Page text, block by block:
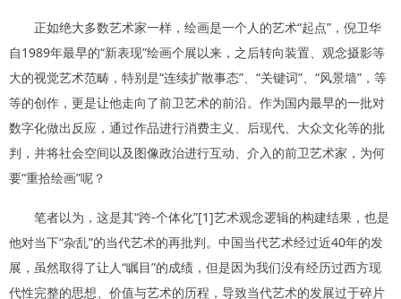
正如绝大多数艺术家一样，绘画是一个人的艺术“起点”，倪卫华
自1989年最早的“新表现”绘画个展以来，之后转向装置、观念摄影等
大的视觉艺术范畴，特别是“连续扩散事态”、“关键词”、“风景墙”，等
等的创作，更是让他走向了前卫艺术的前沿。作为国内最早的一批对
数字化做出反应，通过作品进行消费主义、后现代、大众文化等的批
判，并将社会空间以及图像政治进行互动、介入的前卫艺术家，为何
要“重拾绘画”呢？
笔者以为，这是其“跨-个体化”[1]艺术观念逻辑的构建结果，也是
他对当下“杂乱”的当代艺术的再批判。中国当代艺术经过近40年的发
展，虽然取得了让人“瞩目”的成绩，但是因为我们没有经历过西方现
代性完整的思想、价值与艺术的历程，导致当代艺术的发展过于碎片